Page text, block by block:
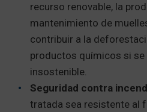
recurso renovable, la
mantenimiento de
contribuir a la
productos químicos si
insostenible.
Seguridad contra
tratada sea resistente al